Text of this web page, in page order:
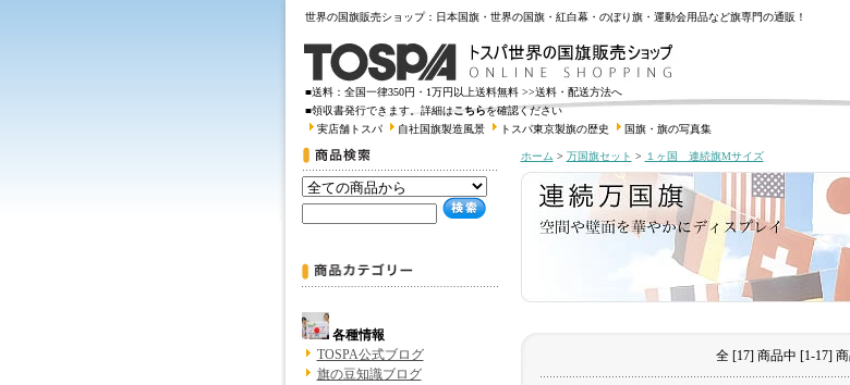
世界の国旗販売ショップ：日本国旗・世界の国旗・紅白幕・のぼり旗・運動会用品など旗専門の通販！
■送料：全国一律350円・1万円以上送料無料 >>送料・配送方法へ
■領収書発行できます。詳細はこちらを確認ください
実店舗トスパ
自社国旗製造風景 トスパ東京製旗の歴史 国旗・旗の写真集
各種情報
TOSPA公式ブログ
旗の豆知識ブログ
ホーム > 万国旗セット > １ヶ国 連続旗Mサイズ
全 [17] 商品中 [1-17]